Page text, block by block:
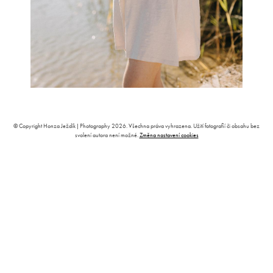
© Copyright Honza Ježdík | Photography 2026. Všechna práva vyhrazena. Užití fotografií či obsahu bez
svolení autora není možné.Změna nastavení cookies